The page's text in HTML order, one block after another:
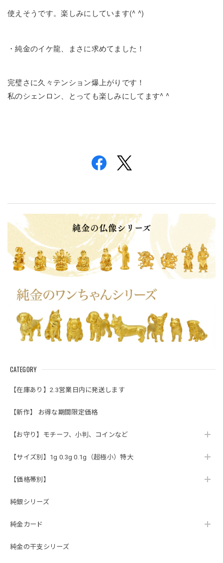
CATEGORY
【在庫あり】2.3営業日内に発送します
【新作】 お得な期間限定価格
【お守り】モチーフ、小判、コインなど
【サイズ別】1g 0.3g 0.1g（超極小）特大
【価格帯別】
純銀シリーズ
純金カード
純金の干支シリーズ
使えそうです。楽しみにしています(^ ^)
・純金のイケ龍、まさに求めてました！
完璧さに久々テンション爆上がりです！
私のシェンロン、とっても楽しみにしてます^ ^